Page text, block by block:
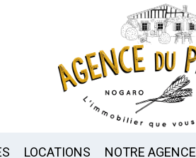
LOCATIONS NOTRE AGENCE